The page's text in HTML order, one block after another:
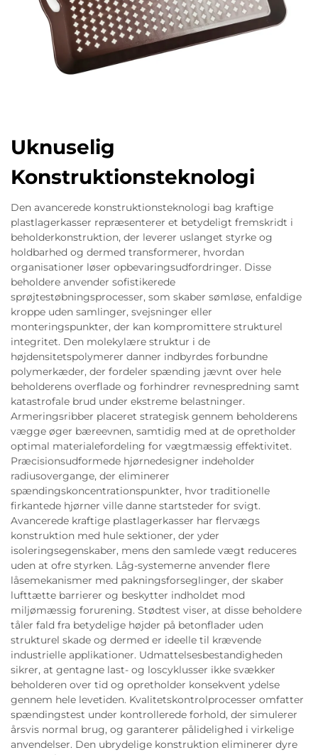
Uknuselig
Konstruktionsteknologi
Den avancerede konstruktionsteknologi bag kraftige
plastlagerkasser repræsenterer et betydeligt fremskridt i
beholderkonstruktion, der leverer uslanget styrke og
holdbarhed og dermed transformerer, hvordan
organisationer løser opbevaringsudfordringer. Disse
beholdere anvender sofistikerede
sprøjtestøbningsprocesser, som skaber sømløse, enfaldige
kroppe uden samlinger, svejsninger eller
monteringspunkter, der kan kompromittere strukturel
integritet. Den molekylære struktur i de
højdensitetspolymerer danner indbyrdes forbundne
polymerkæder, der fordeler spænding jævnt over hele
beholderens overflade og forhindrer revnespredning samt
katastrofale brud under ekstreme belastninger.
Armeringsribber placeret strategisk gennem beholderens
vægge øger bæreevnen, samtidig med at de opretholder
optimal materialefordeling for vægtmæssig effektivitet.
Præcisionsudformede hjørnedesigner indeholder
radiusovergange, der eliminerer
spændingskoncentrationspunkter, hvor traditionelle
firkantede hjørner ville danne startsteder for svigt.
Avancerede kraftige plastlagerkasser har flervægs
konstruktion med hule sektioner, der yder
isoleringsegenskaber, mens den samlede vægt reduceres
uden at ofre styrken. Låg-systemerne anvender flere
låsemekanismer med pakningsforseglinger, der skaber
lufttætte barrierer og beskytter indholdet mod
miljømæssig forurening. Stødtest viser, at disse beholdere
tåler fald fra betydelige højder på betonflader uden
strukturel skade og dermed er ideelle til krævende
industrielle applikationer. Udmattelsesbestandigheden
sikrer, at gentagne last- og loscyklusser ikke svækker
beholderen over tid og opretholder konsekvent ydelse
gennem hele levetiden. Kvalitetskontrolprocesser omfatter
spændingstest under kontrollerede forhold, der simulerer
årsvis normal brug, og garanterer pålidelighed i virkelige
anvendelser. Den ubrydelige konstruktion eliminerer dyre